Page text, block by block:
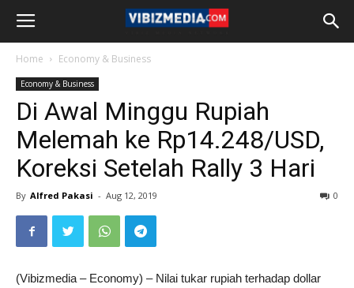
Home Economy & Business
Economy & Business
Di Awal Minggu Rupiah
Melemah ke Rp14.248/USD,
Koreksi Setelah Rally 3 Hari
By Alfred Pakasi - Aug 12, 2019 0
(Vibizmedia – Economy) – Nilai tukar rupiah terhadap dollar